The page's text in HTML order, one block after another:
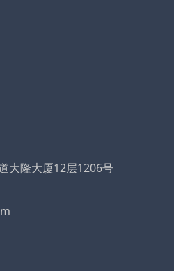
大隆大厦12层1206号